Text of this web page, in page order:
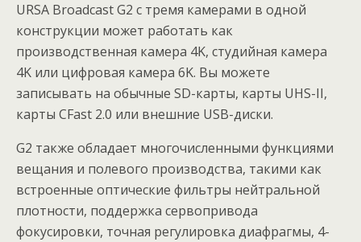
URSA Broadcast G2 с тремя камерами в одной
конструкции может работать как
производственная камера 4K, студийная камера
4K или цифровая камера 6K. Вы можете
записывать на обычные SD-карты, карты UHS-II,
карты CFast 2.0 или внешние USB-диски.
G2 также обладает многочисленными функциями
вещания и полевого производства, такими как
встроенные оптические фильтры нейтральной
плотности, поддержка сервопривода
фокусировки, точная регулировка диафрагмы, 4-